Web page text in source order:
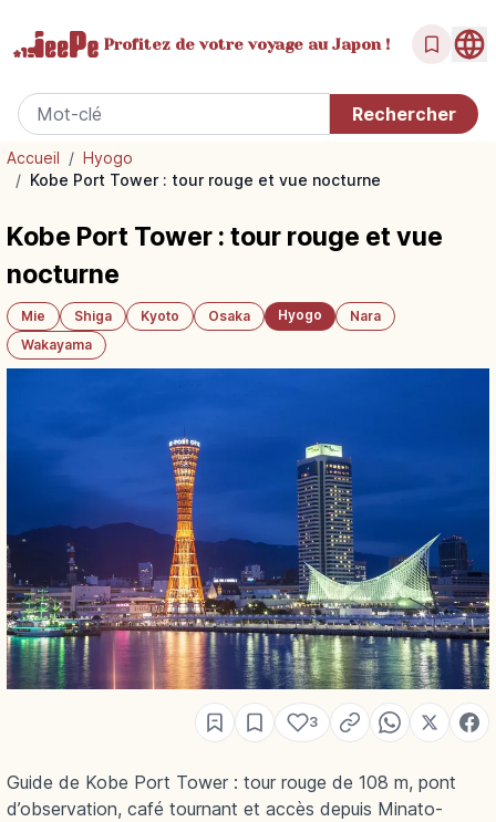
Profitez de votrevoyage au Japon !
Accueil / Hyogo
/ Kobe Port Tower : tour rouge et vue nocturne
Kobe Port Tower : tour rouge et vue
nocturne
Mie Shiga Kyoto Osaka Hyogo
Nara
Wakayama
3
Guide de Kobe Port Tower : tour rouge de 108 m, pont
d’observation, café tournant et accès depuis Minato-